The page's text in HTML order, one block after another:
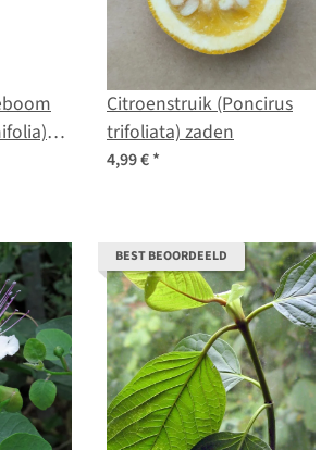
Citroenstruik (Poncirus
trifoliata) zaden
4,99 €*
BEST BEOORDEELD